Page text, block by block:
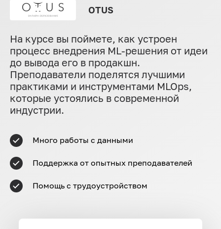
OTUS
На курсе вы поймете, как устроен
процесс внедрения ML-решения от идеи
до вывода его в продакшн.
Преподаватели поделятся лучшими
практиками и инструментами MLOps,
которые устоялись в современной
индустрии.
Много работы с данными
Поддержка от опытных преподавателей
Помощь с трудоустройством